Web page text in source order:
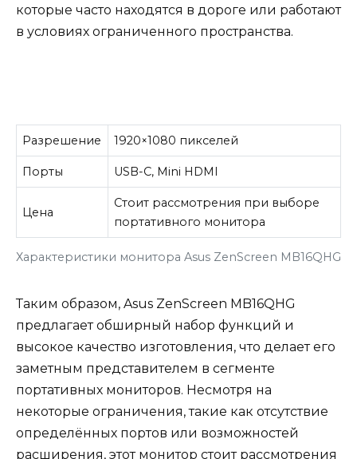
которые часто находятся в дороге или работают
в условиях ограниченного пространства.
Характеристики монитора Asus ZenScreen MB16QHG
Разрешение 1920×1080 пикселей
Порты USB-C, Mini HDMI
Цена
Стоит рассмотрения при выборе
портативного монитора
Таким образом, Asus ZenScreen MB16QHG
предлагает обширный набор функций и
высокое качество изготовления, что делает его
заметным представителем в сегменте
портативных мониторов. Несмотря на
некоторые ограничения, такие как отсутствие
определённых портов или возможностей
расширения, этот монитор стоит рассмотрения